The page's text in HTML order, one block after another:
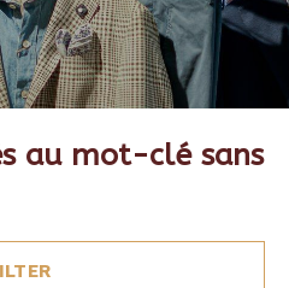
au mot-clé sans